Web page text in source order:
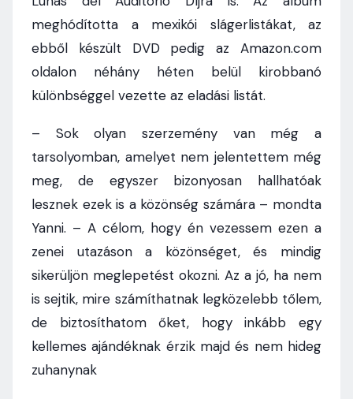
meghódította a mexikói slágerlistákat, az
ebből készült DVD pedig az Amazon.com
oldalon néhány héten belül kirobbanó
különbséggel vezette az eladási listát.
– Sok olyan szerzemény van még a
tarsolyomban, amelyet nem jelentettem még
meg, de egyszer bizonyosan hallhatóak
lesznek ezek is a közönség számára – mondta
Yanni. – A célom, hogy én vezessem ezen a
zenei utazáson a közönséget, és mindig
sikerüljön meglepetést okozni. Az a jó, ha nem
is sejtik, mire számíthatnak legközelebb tőlem,
de biztosíthatom őket, hogy inkább egy
kellemes ajándéknak érzik majd és nem hideg
zuhanynak